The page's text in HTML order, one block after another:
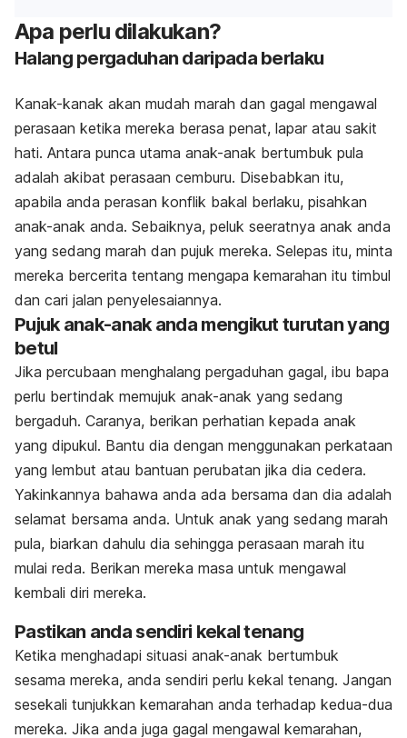
Apa perlu dilakukan?
Halang pergaduhan daripada berlaku
Kanak-kanak akan mudah marah dan gagal mengawal
perasaan ketika mereka berasa penat, lapar atau sakit
hati. Antara punca utama anak-anak bertumbuk pula
adalah akibat perasaan cemburu. Disebabkan itu,
apabila anda perasan konflik bakal berlaku, pisahkan
anak-anak anda. Sebaiknya, peluk seeratnya anak anda
yang sedang marah dan pujuk mereka. Selepas itu, minta
mereka bercerita tentang mengapa kemarahan itu timbul
dan cari jalan penyelesaiannya.
Pujuk anak-anak anda mengikut turutan yang
betul
Jika percubaan menghalang pergaduhan gagal, ibu bapa
perlu bertindak memujuk anak-anak yang sedang
bergaduh. Caranya, berikan perhatian kepada anak
yang dipukul. Bantu dia dengan menggunakan perkataan
yang lembut atau bantuan perubatan jika dia cedera.
Yakinkannya bahawa anda ada bersama dan dia adalah
selamat bersama anda. Untuk anak yang sedang marah
pula, biarkan dahulu dia sehingga perasaan marah itu
mulai reda. Berikan mereka masa untuk mengawal
kembali diri mereka.
Pastikan anda sendiri kekal tenang
Ketika menghadapi situasi anak-anak bertumbuk
sesama mereka, anda sendiri perlu kekal tenang. Jangan
sesekali tunjukkan kemarahan anda terhadap kedua-dua
mereka. Jika anda juga gagal mengawal kemarahan,